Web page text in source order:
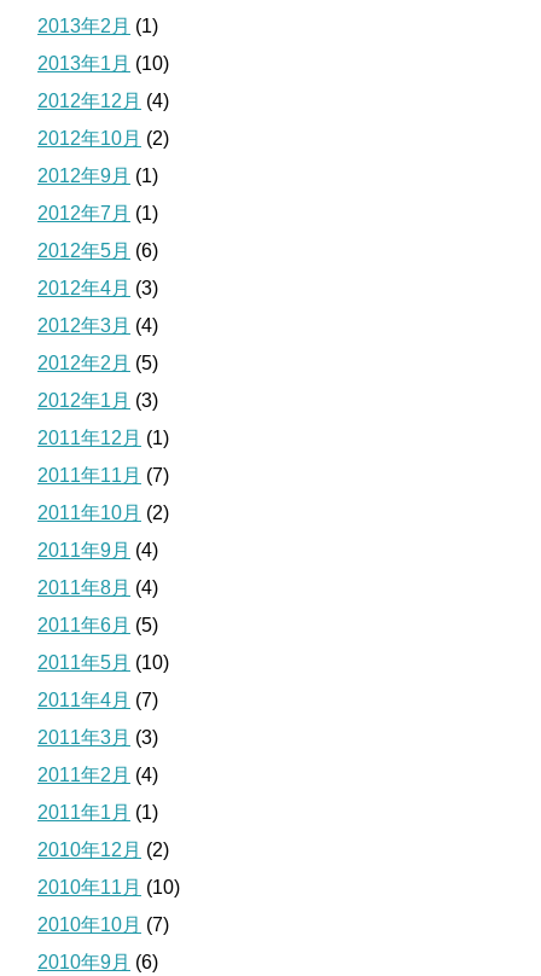
2013年2月 (1)
2013年1月 (10)
2012年12月 (4)
2012年10月 (2)
2012年9月 (1)
2012年7月 (1)
2012年5月 (6)
2012年4月 (3)
2012年3月 (4)
2012年2月 (5)
2012年1月 (3)
2011年12月 (1)
2011年11月 (7)
2011年10月 (2)
2011年9月 (4)
2011年8月 (4)
2011年6月 (5)
2011年5月 (10)
2011年4月 (7)
2011年3月 (3)
2011年2月 (4)
2011年1月 (1)
2010年12月 (2)
2010年11月 (10)
2010年10月 (7)
2010年9月 (6)